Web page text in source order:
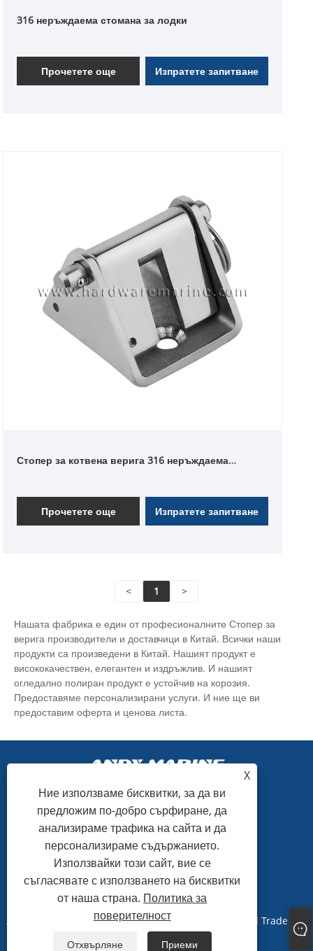
316 неръждаема стомана за лодки
Прочетете още Изпратете запитване
Стопер за котвена верига 316 неръждаема
Прочетете още Изпратете запитване
< 1 >
Нашата фабрика е един от професионалните Стопер за
верига производители и доставчици в Китай. Всички наши
продукти са произведени в Китай. Нашият продукт е
висококачествен, елегантен и издръжлив. И нашият
огледално полиран продукт е устойчив на корозия.
Предоставяме персонализирани услуги. И ние ще ви
предоставим оферта и ценова листа.
+86-15865772126
andy@hardwaremarine.com
Авторско право © 2023 Shandong Power Industry and Trade Co.,
Ltd. Всички права запазени.
X
Ние използваме бисквитки, за да ви
предложим по-добро сърфиране, да
анализираме трафика на сайта и да
персонализираме съдържанието.
Използвайки този сайт, вие се
съгласявате с използването на бисквитки
от наша страна. Политика за
поверителност
Отхвърляне Приеми